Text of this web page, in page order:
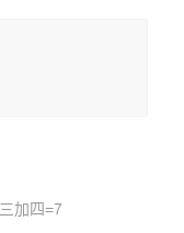
加四=7